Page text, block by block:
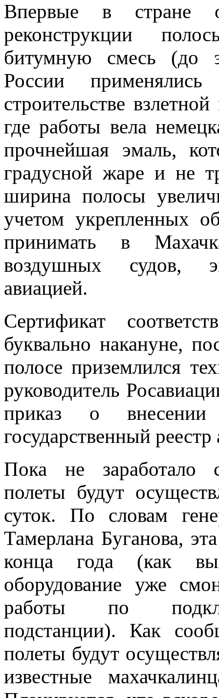
Впервые в стране
реконструкции
битумную смесь (до
России
строительстве
где работы вела
прочнейшая эмаль,
градусной жаре и не
ширина полосы
учетом укрепленных
принимать в
воздушных судов,
авиацией.
Сертификат
буквально накануне,
полосе приземлился
руководитель
приказ о внесении
государственный
Пока не заработало
полеты будут
суток. По словам
Тамерлана Буганова,
конца года (как
оборудование уже
работы по
подстанции). Как
полеты будут
известные